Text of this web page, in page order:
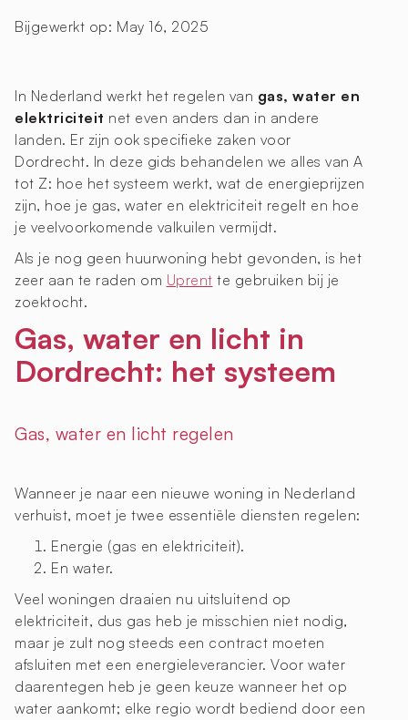
Bijgewerkt op: May 16, 2025
In Nederland werkt het regelen van gas, water en
elektriciteit net even anders dan in andere
landen. Er zijn ook specifieke zaken voor
Dordrecht. In deze gids behandelen we alles van A
tot Z: hoe het systeem werkt, wat de energieprijzen
zijn, hoe je gas, water en elektriciteit regelt en hoe
je veelvoorkomende valkuilen vermijdt.
Als je nog geen huurwoning hebt gevonden, is het
zeer aan te raden om Uprent te gebruiken bij je
zoektocht.
Gas, water en licht in
Dordrecht: het systeem
Gas, water en licht regelen
Wanneer je naar een nieuwe woning in Nederland
verhuist, moet je twee essentiële diensten regelen:
Energie (gas en elektriciteit).
En water.
Veel woningen draaien nu uitsluitend op
elektriciteit, dus gas heb je misschien niet nodig,
maar je zult nog steeds een contract moeten
afsluiten met een energieleverancier. Voor water
daarentegen heb je geen keuze wanneer het op
water aankomt; elke regio wordt bediend door een